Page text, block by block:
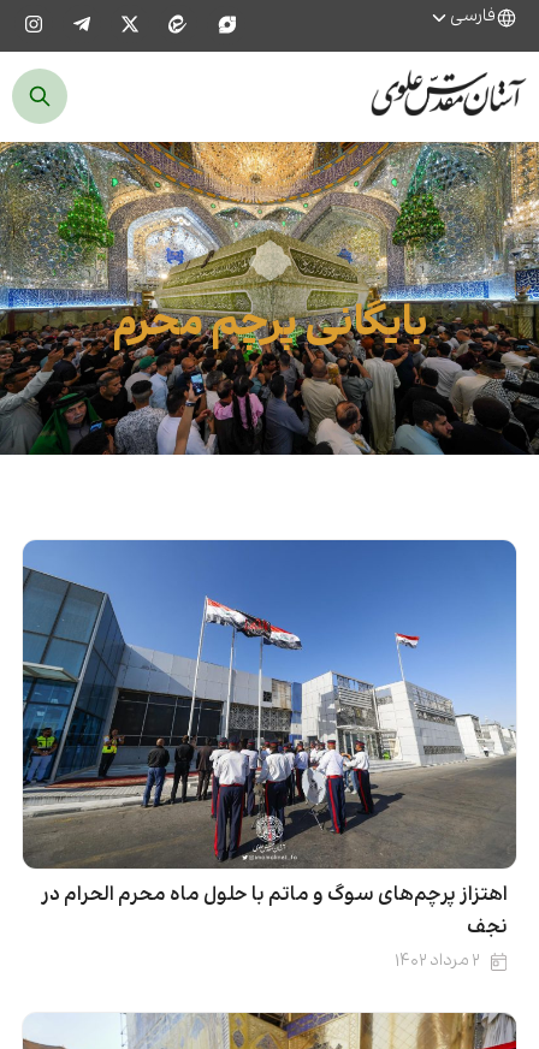
فارسی
بایگانی پرچم محرم
اهتزاز پرچم‌های سوگ و ماتم با حلول ماه محرم الحرام در
نجف
۲ مرداد ۱۴۰۲